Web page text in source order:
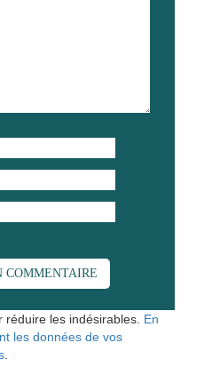
réduire les indésirables. En
les données de vos